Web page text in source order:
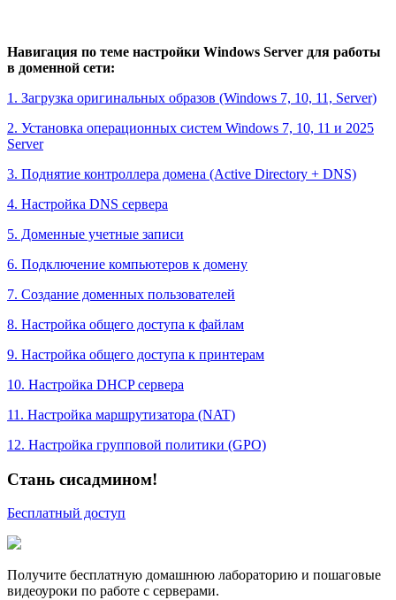
Навигация по теме настройки Windows Server для работы
в доменной сети:
1. Загрузка оригинальных образов (Windows 7, 10, 11, Server)
2. Установка операционных систем Windows 7, 10, 11 и 2025
Server
3. Поднятие контроллера домена (Active Directory + DNS)
4. Настройка DNS сервера
5. Доменные учетные записи
6. Подключение компьютеров к домену
7. Создание доменных пользователей
8. Настройка общего доступа к файлам
9. Настройка общего доступа к принтерам
10. Настройка DHCP сервера
11. Настройка маршрутизатора (NAT)
12. Настройка групповой политики (GPO)
Стань сисадмином!
Бесплатный доступ
Получите бесплатную домашнюю лабораторию и пошаговые
видеоуроки по работе с серверами.